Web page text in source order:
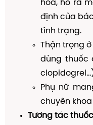
hóa, ho ra
định của
tình trạng.
Thận trọng
dùng thuốc
Phụ nữ
chuyên
Tương tác thuốc